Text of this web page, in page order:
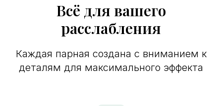
Всё для вашего
расслабления
Каждая парная создана с вниманием к
деталям для максимального эффекта